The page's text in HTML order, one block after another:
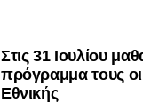
Στις 31 Ιουλίου
πρόγραμμα τους οι
Εθνικής